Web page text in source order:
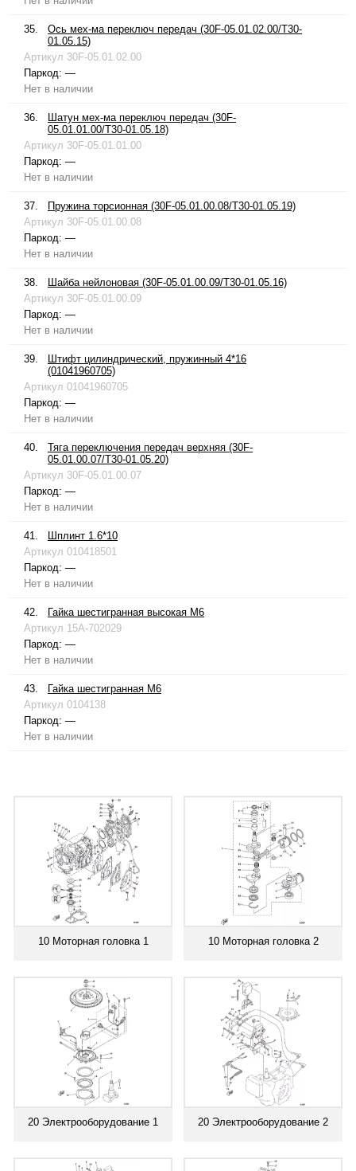
35.
Ось мех-ма переключ передач (30F-05.01.02.00/T30-
01.05.15)
Артикул 30F-05.01.02.00
Паркод: —
Нет в наличии
36.
Шатун мех-ма переключ передач (30F-
05.01.01.00/T30-01.05.18)
Артикул 30F-05.01.01.00
Паркод: —
Нет в наличии
37.
Пружина торсионная (30F-05.01.00.08/T30-01.05.19)
Артикул 30F-05.01.00.08
Паркод: —
Нет в наличии
38.
Шайба нейлоновая (30F-05.01.00.09/T30-01.05.16)
Артикул 30F-05.01.00.09
Паркод: —
Нет в наличии
39.
Штифт цилиндрический, пружинный 4*16
(01041960705)
Артикул 01041960705
Паркод: —
Нет в наличии
40.
Тяга переключения передач верхняя (30F-
05.01.00.07/T30-01.05.20)
Артикул 30F-05.01.00.07
Паркод: —
Нет в наличии
41.
Шплинт 1.6*10
Артикул 010418501
Паркод: —
Нет в наличии
42.
Гайка шестигранная высокая М6
Артикул 15A-702029
Паркод: —
Нет в наличии
43.
Гайка шестигранная М6
Артикул 0104138
Паркод: —
Нет в наличии
10 Моторная головка 1 10 Моторная головка 2
20 Электрооборудование 1 20 Электрооборудование 2